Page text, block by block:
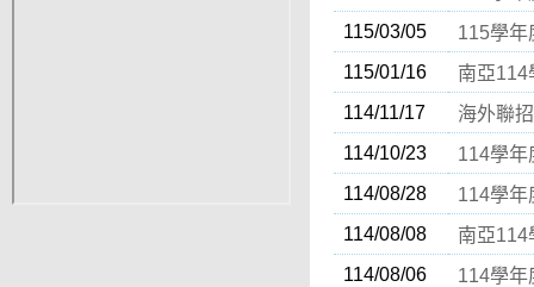
115/03/05
115學年
115/01/16
南亞114
114/11/17
海外聯
114/10/23
114學年
114/08/28
114學年
114/08/08
南亞114
114/08/06
114學年